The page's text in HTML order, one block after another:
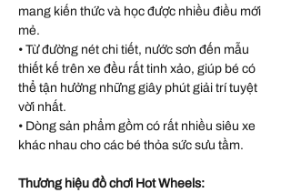
mang kiến thức và học được nhiều điều mới
mẻ.
• Từ đường nét chi tiết, nước sơn đến mẫu
thiết kế trên xe đều rất tinh xảo, giúp bé có
thể tận hưởng những giây phút giải trí tuyệt
vời nhất.
• Dòng sản phẩm gồm có rất nhiều siêu xe
khác nhau cho các bé thỏa sức sưu tầm.
Thương hiệu đồ chơi Hot Wheels: